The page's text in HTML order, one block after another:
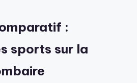
:
sports sur la